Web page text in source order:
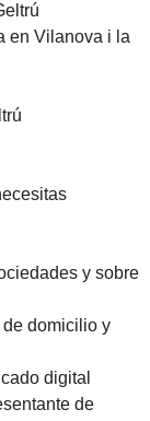
en Vilanova i la
y sobre
de domicilio y
digital
de